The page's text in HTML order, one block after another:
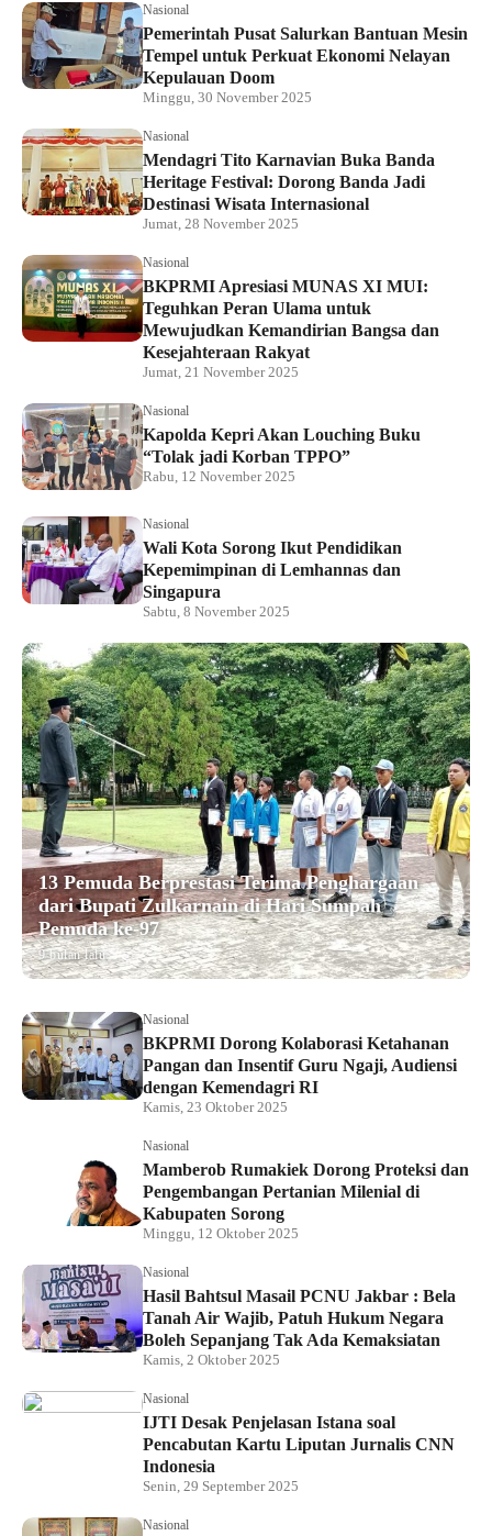
Nasional
Pemerintah Pusat Salurkan Bantuan Mesin
Tempel untuk Perkuat Ekonomi Nelayan
Kepulauan Doom
Minggu, 30 November 2025
Nasional
Mendagri Tito Karnavian Buka Banda
Heritage Festival: Dorong Banda Jadi
Destinasi Wisata Internasional
Jumat, 28 November 2025
Nasional
BKPRMI Apresiasi MUNAS XI MUI:
Teguhkan Peran Ulama untuk
Mewujudkan Kemandirian Bangsa dan
Kesejahteraan Rakyat
Jumat, 21 November 2025
Nasional
Kapolda Kepri Akan Louching Buku
“Tolak jadi Korban TPPO”
Rabu, 12 November 2025
Nasional
Wali Kota Sorong Ikut Pendidikan
Kepemimpinan di Lemhannas dan
Singapura
Sabtu, 8 November 2025
13 Pemuda Berprestasi Terima Penghargaan
dari Bupati Zulkarnain di Hari Sumpah
Pemuda ke-97
9 bulan lalu
Nasional
BKPRMI Dorong Kolaborasi Ketahanan
Pangan dan Insentif Guru Ngaji, Audiensi
dengan Kemendagri RI
Kamis, 23 Oktober 2025
Nasional
Mamberob Rumakiek Dorong Proteksi dan
Pengembangan Pertanian Milenial di
Kabupaten Sorong
Minggu, 12 Oktober 2025
Nasional
Hasil Bahtsul Masail PCNU Jakbar : Bela
Tanah Air Wajib, Patuh Hukum Negara
Boleh Sepanjang Tak Ada Kemaksiatan
Kamis, 2 Oktober 2025
Nasional
IJTI Desak Penjelasan Istana soal
Pencabutan Kartu Liputan Jurnalis CNN
Indonesia
Senin, 29 September 2025
Nasional